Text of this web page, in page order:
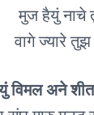
मुज हैयुं नाचे
वागे ज्यारे तुझ
विमल अने